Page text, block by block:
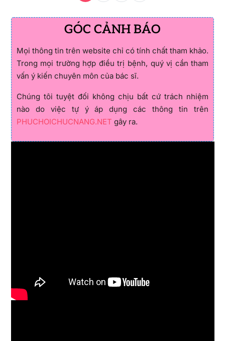
GÓC CẢNH BÁO
Mọi thông tin trên website chỉ có tính chất tham khảo.
Trong mọi trường hợp điều trị bệnh, quý vị cần tham
vấn ý kiến chuyên môn của bác sĩ.
Chúng tôi tuyệt đối không chịu bất cứ trách nhiệm
nào do việc tự ý áp dụng các thông tin trên
PHUCHOICHUCNANG.NET gây ra.